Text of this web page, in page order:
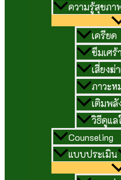
ความรู้สุขภา
เครียด
ซึมเศร้า
เสี่ยงฆ่
ภาวะห
เติมพลั
วิธีดูแล
Counseling
แบบประเมิน